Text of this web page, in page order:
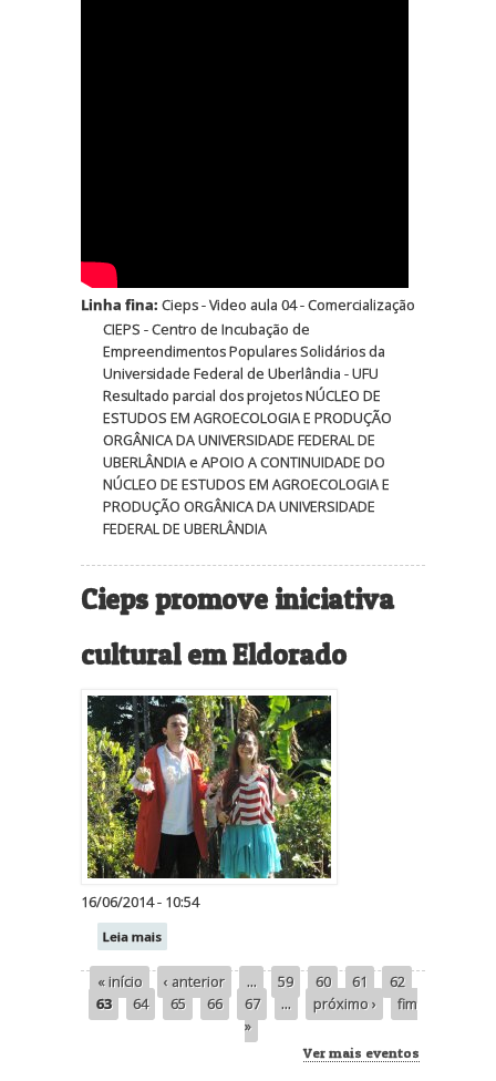
Linha fina:Cieps - Video aula 04 - Comercialização
CIEPS - Centro de Incubação de
Empreendimentos Populares Solidários da
Universidade Federal de Uberlândia - UFU
Resultado parcial dos projetos NÚCLEO DE
ESTUDOS EM AGROECOLOGIA E PRODUÇÃO
ORGÂNICA DA UNIVERSIDADE FEDERAL DE
UBERLÂNDIA e APOIO A CONTINUIDADE DO
NÚCLEO DE ESTUDOS EM AGROECOLOGIA E
PRODUÇÃO ORGÂNICA DA UNIVERSIDADE
FEDERAL DE UBERLÂNDIA
Cieps promove iniciativa
cultural em Eldorado
16/06/2014 - 10:54
Leia mais
Páginas
« início ‹ anterior … 59 60 61
62
63
64 65 66 67 … próximo ›
fim
»
Ver mais eventos